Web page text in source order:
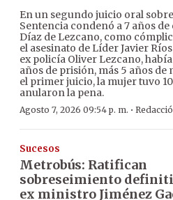
En un segundo juicio oral
Sentencia condenó a 7 años
Díaz de Lezcano, como
el asesinato de Líder Javier
ex policía Oliver Lezcano,
años de prisión, más 5 años de
el primer juicio, la mujer tuvo
anularon la pena.
Agosto 7, 2026 09:54 p. m. ·
Sucesos
Metrobús: Ratifican
sobreseimiento
ex ministro Jiménez